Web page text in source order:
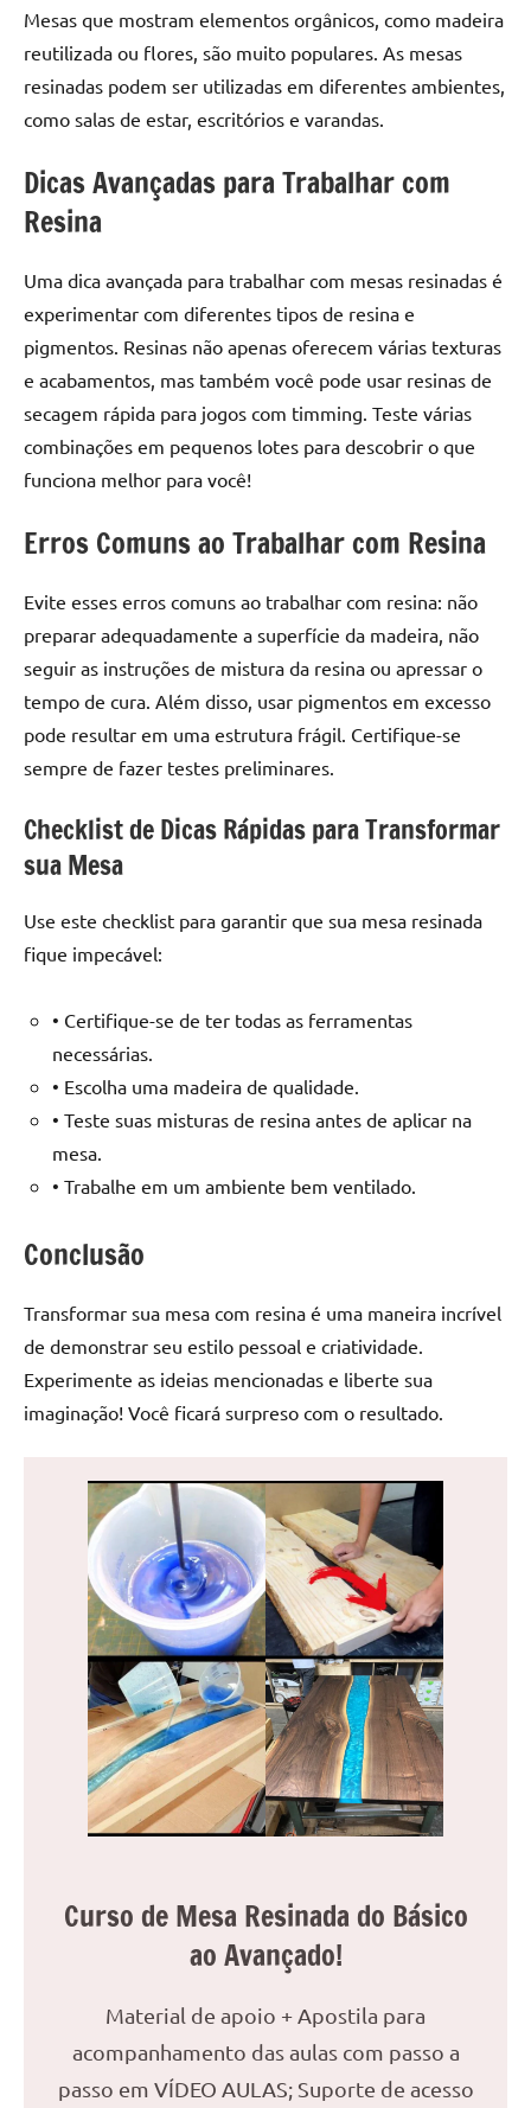
Mesas que mostram elementos orgânicos, como madeira
reutilizada ou flores, são muito populares. As mesas
resinadas podem ser utilizadas em diferentes ambientes,
como salas de estar, escritórios e varandas.
Dicas Avançadas para Trabalhar com
Resina
Uma dica avançada para trabalhar com mesas resinadas é
experimentar com diferentes tipos de resina e
pigmentos. Resinas não apenas oferecem várias texturas
e acabamentos, mas também você pode usar resinas de
secagem rápida para jogos com timming. Teste várias
combinações em pequenos lotes para descobrir o que
funciona melhor para você!
Erros Comuns ao Trabalhar com Resina
Evite esses erros comuns ao trabalhar com resina: não
preparar adequadamente a superfície da madeira, não
seguir as instruções de mistura da resina ou apressar o
tempo de cura. Além disso, usar pigmentos em excesso
pode resultar em uma estrutura frágil. Certifique-se
sempre de fazer testes preliminares.
Checklist de Dicas Rápidas para Transformar
sua Mesa
Use este checklist para garantir que sua mesa resinada
fique impecável:
• Certifique-se de ter todas as ferramentas
necessárias.
• Escolha uma madeira de qualidade.
• Teste suas misturas de resina antes de aplicar na
mesa.
• Trabalhe em um ambiente bem ventilado.
Conclusão
Transformar sua mesa com resina é uma maneira incrível
de demonstrar seu estilo pessoal e criatividade.
Experimente as ideias mencionadas e liberte sua
imaginação! Você ficará surpreso com o resultado.
Curso de Mesa Resinada do Básico
ao Avançado!
Material de apoio + Apostila para
acompanhamento das aulas com passo a
passo em VÍDEO AULAS; Suporte de acesso